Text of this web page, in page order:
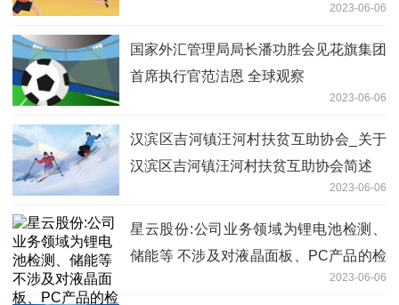
2023-06-06
国家外汇管理局局长潘功胜会见花旗集团
首席执行官范洁恩 全球观察
2023-06-06
汉滨区吉河镇汪河村扶贫互助协会_关于
汉滨区吉河镇汪河村扶贫互助协会简述
2023-06-06
星云股份:公司业务领域为锂电池检测、
储能等 不涉及对液晶面板、PC产品的检
2023-06-06